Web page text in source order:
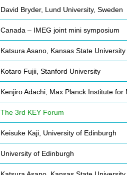
David Bryder, Lund University, Sweden
Canada – IMEG joint mini symposium
Katsura Asano, Kansas State University
Kotaro Fujii, Stanford University
Kenjiro Adachi, Max Planck Institute for
The 3rd KEY Forum
Keisuke Kaji, University of Edinburgh
University of Edinburgh